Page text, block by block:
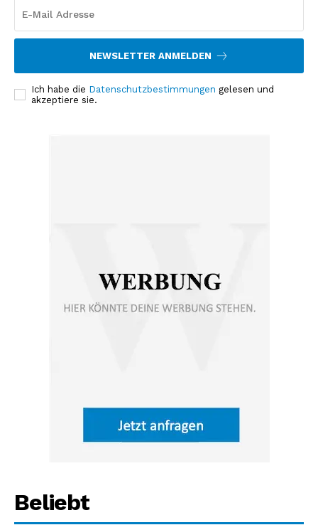
NEWSLETTER ANMELDEN
Ich habe die Datenschutzbestimmungen gelesen und
akzeptiere sie.
Beliebt